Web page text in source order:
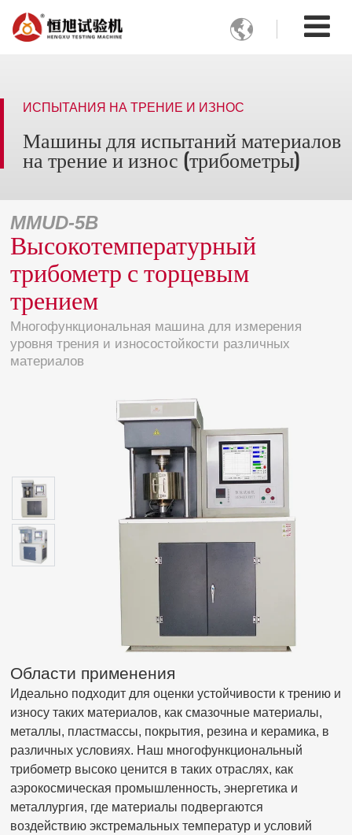

Машины для испытаний материалов
на трение и износ (трибометры)
ИСПЫТАНИЯ НА ТРЕНИЕ И ИЗНОС
MMUD-5B
Высокотемпературный
трибометр с торцевым
трением
Многофункциональная машина для измерения
уровня трения и износостойкости различных
материалов
Области применения
Идеально подходит для оценки устойчивости к трению и
износу таких материалов, как смазочные материалы,
металлы, пластмассы, покрытия, резина и керамика, в
различных условиях. Наш многофункциональный
трибометр высоко ценится в таких отраслях, как
аэрокосмическая промышленность, энергетика и
металлургия, где материалы подвергаются
воздействию экстремальных температур и условий